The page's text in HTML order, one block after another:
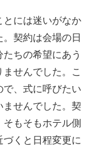
とには迷いがなか
。契約は会場の日
ちの希望にあう
せんでした。こ
で、式に呼びたい
せんでした。契
もそもホテル側
くと日程変更に